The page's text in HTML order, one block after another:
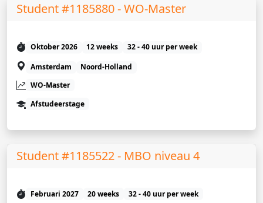
Student #1185880 - WO-Master
Oktober 2026 12 weeks
32 - 40 uur per week
Amsterdam
Noord-Holland
WO-Master
Afstudeerstage
Student #1185522 - MBO niveau 4
Februari 2027 20 weeks
32 - 40 uur per week